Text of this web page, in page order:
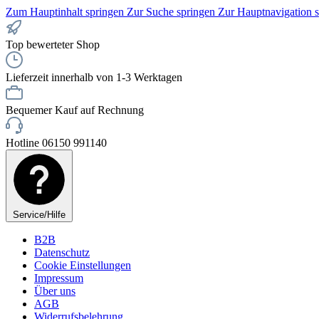
Zum Hauptinhalt springen Zur Suche springen Zur Hauptnavigation
Top bewerteter Shop
Lieferzeit innerhalb von 1-3 Werktagen
Bequemer Kauf auf Rechnung
Hotline 06150 991140
Service/Hilfe
B2B
Datenschutz
Cookie Einstellungen
Impressum
Über uns
AGB
Widerrufsbelehrung